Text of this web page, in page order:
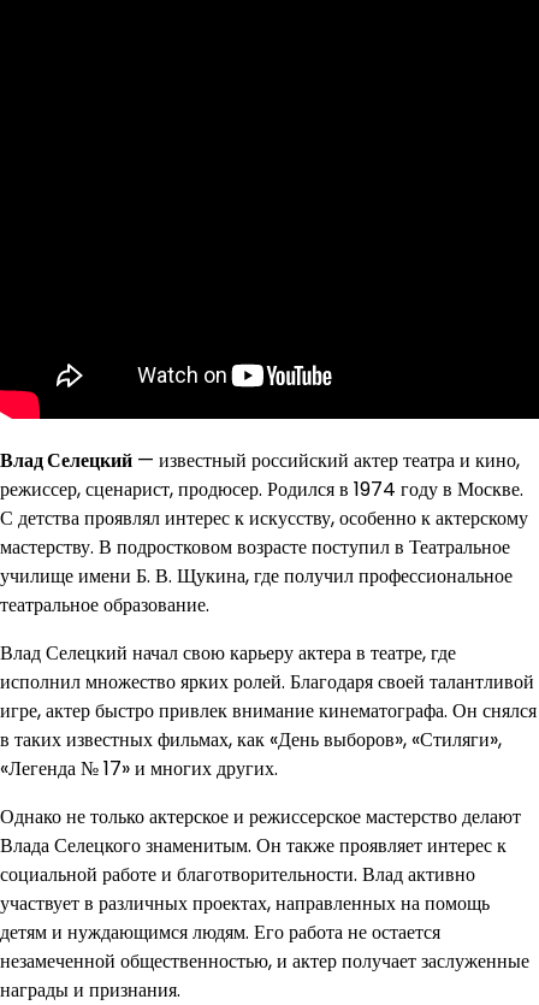
Влад Селецкий — известный российский актер театра и кино,
режиссер, сценарист, продюсер. Родился в 1974 году в Москве.
С детства проявлял интерес к искусству, особенно к актерскому
мастерству. В подростковом возрасте поступил в Театральное
училище имени Б. В. Щукина, где получил профессиональное
театральное образование.
Влад Селецкий начал свою карьеру актера в театре, где
исполнил множество ярких ролей. Благодаря своей талантливой
игре, актер быстро привлек внимание кинематографа. Он снялся
в таких известных фильмах, как «День выборов», «Стиляги»,
«Легенда № 17» и многих других.
Однако не только актерское и режиссерское мастерство делают
Влада Селецкого знаменитым. Он также проявляет интерес к
социальной работе и благотворительности. Влад активно
участвует в различных проектах, направленных на помощь
детям и нуждающимся людям. Его работа не остается
незамеченной общественностью, и актер получает заслуженные
награды и признания.